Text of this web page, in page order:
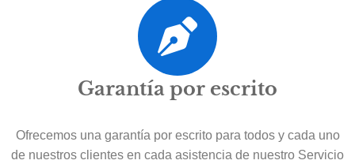
Garantía por escrito
Ofrecemos una garantía por escrito para todos y cada uno
de nuestros clientes en cada asistencia de nuestro Servicio